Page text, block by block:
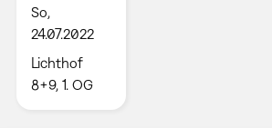
So,
24.07.2022
Lichthof
8+9, 1. OG